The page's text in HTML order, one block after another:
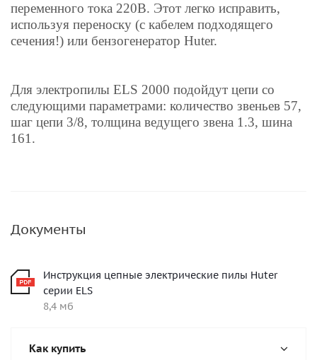
переменного тока 220В. Этот легко исправить,
используя переноску (с кабелем подходящего
сечения!) или бензогенератор Huter.
Для электропилы ELS 2000 подойдут цепи со
следующими параметрами: количество звеньев 57,
шаг цепи 3/8, толщина ведущего звена 1.3, шина
161.
Документы
Инструкция цепные электрические пилы Huter
серии ELS
8,4 мб
Как купить